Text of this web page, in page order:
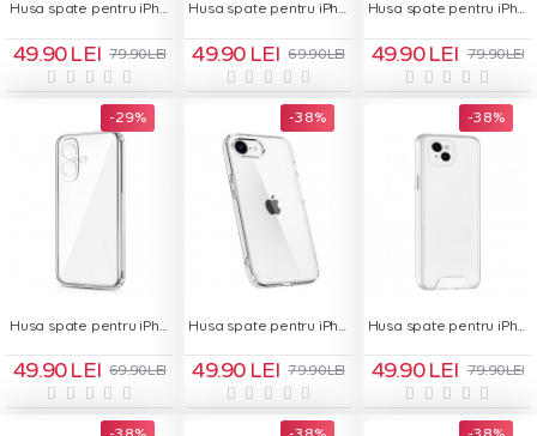
Husa spate pentru iPhone 16 Pro - Space Case
49.90 LEI 79.90 LEI
Husa spate pentru iPhone 16 Pro Max - Protect+
49.90 LEI 69.90 LEI
Husa spate pentru iPhone 16 Pro Max - Space Case
49.90 LEI 79.90 LEI
-29 %
49.90 LEI 69.90 LEI
-38 %
49.90 LEI 79.90 LEI
-38 %
49.90 LEI 79.90 LEI